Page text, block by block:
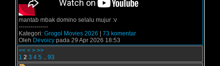
mantab mbak domino selalu mujur :v
---------------
Kategori: Grogol Movies 2026
73 komentar
Oleh Devoicy pada 29 Apr 2026 18:53
<< < > >>
1 2 3 4 5 .. 93